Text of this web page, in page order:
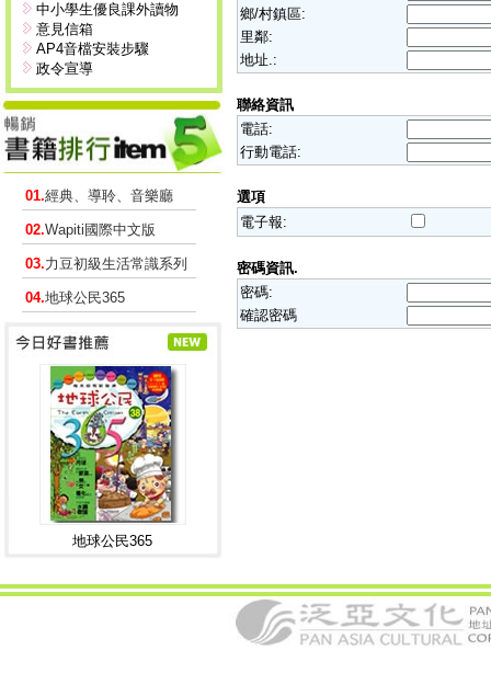
中小學生優良課外讀物
意見信箱
AP4音檔安裝步驟
政令宣導
01.經典、導聆、音樂廳
02.Wapiti國際中文版
03.力豆初級生活常識系列
04.地球公民365
地球公民365
鄉/村鎮區:
里鄰:
地址.:
聯絡資訊
電話:
行動電話:
選項
電子報:
密碼資訊.
密碼:
確認密碼